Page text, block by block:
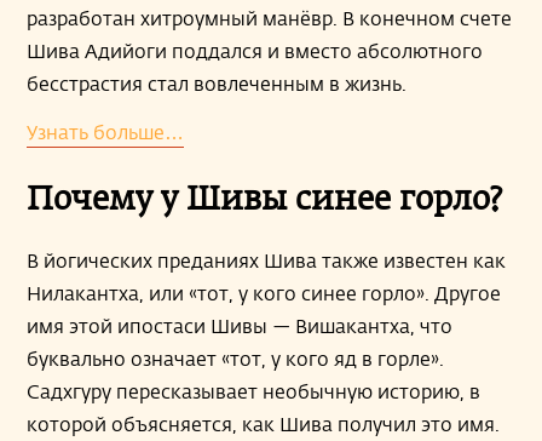
разработан хитроумный манёвр. В конечном счете
Шива Адийоги поддался и вместо абсолютного
бесстрастия стал вовлеченным в жизнь.
Узнать больше…
Почему у Шивы синее горло?
В йогических преданиях Шива также известен как
Нилакантха, или «тот, у кого синее горло». Другое
имя этой ипостаси Шивы — Вишакантха, что
буквально означает «тот, у кого яд в горле».
Садхгуру пересказывает необычную историю, в
которой объясняется, как Шива получил это имя.